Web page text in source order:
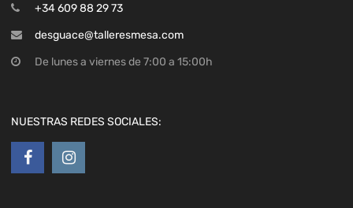
+34 609 88 29 73
desguace@talleresmesa.com
De lunes a viernes de 7:00 a 15:00h
NUESTRAS REDES SOCIALES: